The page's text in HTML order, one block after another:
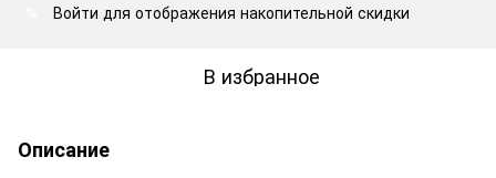
Войти для отображения накопительной скидки
В избранное
Описание